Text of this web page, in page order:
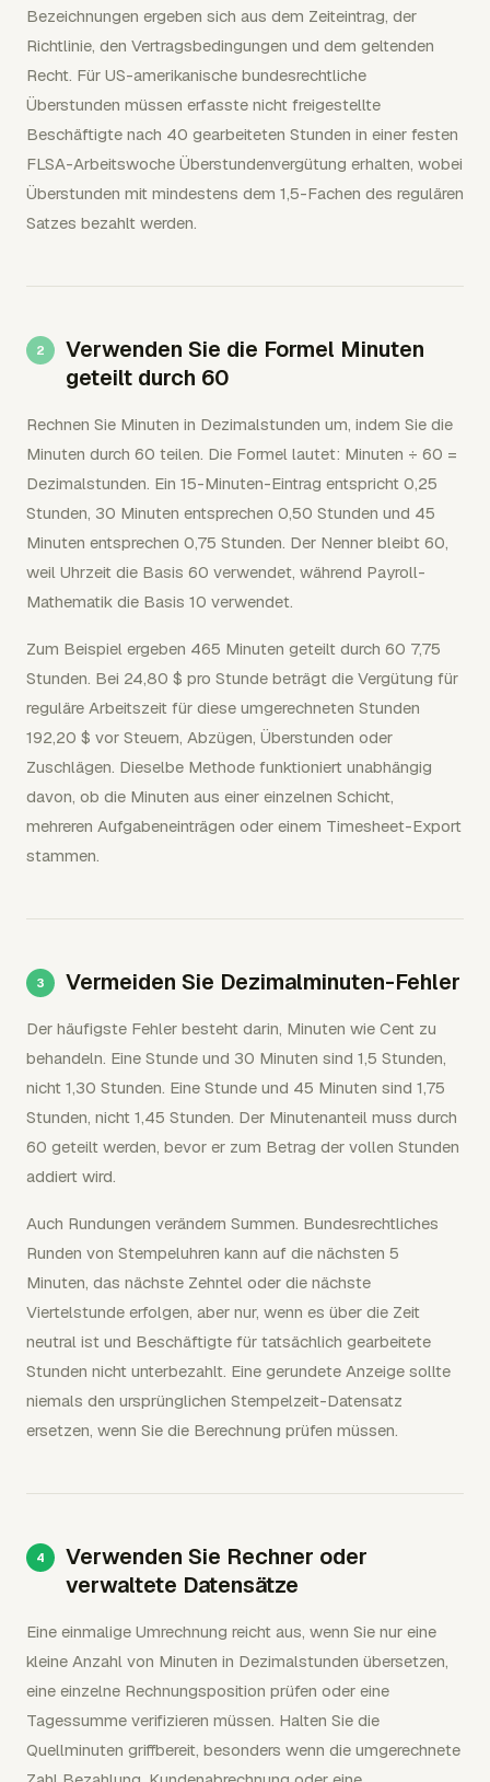
Bezeichnungen ergeben sich aus dem Zeiteintrag, der
Richtlinie, den Vertragsbedingungen und dem geltenden
Recht. Für US-amerikanische bundesrechtliche
Überstunden müssen erfasste nicht freigestellte
Beschäftigte nach 40 gearbeiteten Stunden in einer festen
FLSA-Arbeitswoche Überstundenvergütung erhalten, wobei
Überstunden mit mindestens dem 1,5-Fachen des regulären
Satzes bezahlt werden.
Verwenden Sie die Formel Minuten
geteilt durch 60
Rechnen Sie Minuten in Dezimalstunden um, indem Sie die
Minuten durch 60 teilen. Die Formel lautet: Minuten ÷ 60 =
Dezimalstunden. Ein 15-Minuten-Eintrag entspricht 0,25
Stunden, 30 Minuten entsprechen 0,50 Stunden und 45
Minuten entsprechen 0,75 Stunden. Der Nenner bleibt 60,
weil Uhrzeit die Basis 60 verwendet, während Payroll-
Mathematik die Basis 10 verwendet.
Zum Beispiel ergeben 465 Minuten geteilt durch 60 7,75
Stunden. Bei 24,80 $ pro Stunde beträgt die Vergütung für
reguläre Arbeitszeit für diese umgerechneten Stunden
192,20 $ vor Steuern, Abzügen, Überstunden oder
Zuschlägen. Dieselbe Methode funktioniert unabhängig
davon, ob die Minuten aus einer einzelnen Schicht,
mehreren Aufgabeneinträgen oder einem Timesheet-Export
stammen.
Vermeiden Sie Dezimalminuten-Fehler
Der häufigste Fehler besteht darin, Minuten wie Cent zu
behandeln. Eine Stunde und 30 Minuten sind 1,5 Stunden,
nicht 1,30 Stunden. Eine Stunde und 45 Minuten sind 1,75
Stunden, nicht 1,45 Stunden. Der Minutenanteil muss durch
60 geteilt werden, bevor er zum Betrag der vollen Stunden
addiert wird.
Auch Rundungen verändern Summen. Bundesrechtliches
Runden von Stempeluhren kann auf die nächsten 5
Minuten, das nächste Zehntel oder die nächste
Viertelstunde erfolgen, aber nur, wenn es über die Zeit
neutral ist und Beschäftigte für tatsächlich gearbeitete
Stunden nicht unterbezahlt. Eine gerundete Anzeige sollte
niemals den ursprünglichen Stempelzeit-Datensatz
ersetzen, wenn Sie die Berechnung prüfen müssen.
Verwenden Sie Rechner oder
verwaltete Datensätze
Eine einmalige Umrechnung reicht aus, wenn Sie nur eine
kleine Anzahl von Minuten in Dezimalstunden übersetzen,
eine einzelne Rechnungsposition prüfen oder eine
Tagessumme verifizieren müssen. Halten Sie die
Quellminuten griffbereit, besonders wenn die umgerechnete